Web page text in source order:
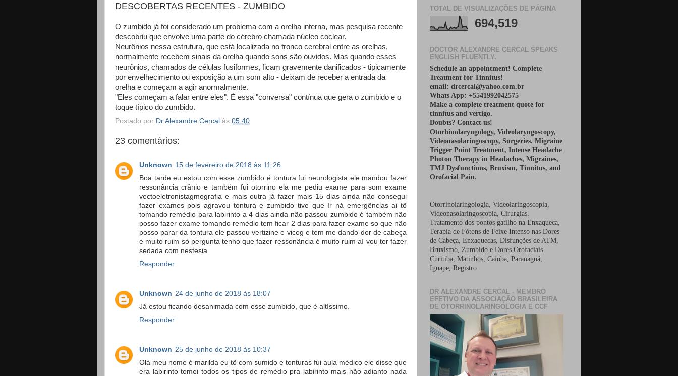
DESCOBERTAS RECENTES - ZUMBIDO
O zumbido já foi considerado um problema com a orelha interna, mas pesquisa recente
descobriu que envolve uma parte do cérebro chamada núcleo coclear.
Neurônios nessa estrutura, que está localizada no tronco cerebral entre as orelhas,
normalmente recebem sinais da orelha quando sons são ouvidos. Mas quando esses
neurônios, chamados de células fusiformes, ficam gravemente danificados - tipicamente
por envelhecimento ou exposição a um som alto - deixam de receber a entrada da
orelha e começam a agir anormalmente.
"Eles começam a falar entre eles". É essa "conversa" contínua que gera o zumbido e o
toque típico do zumbido.
Postado por Dr Alexandre Cercal às 05:40
23 comentários:
Unknown 15 de fevereiro de 2018 às 11:26
Boa tarde eu estou com esse zumbido é tontura fui neurologista ele mandou fazer
ressonância crânio e também fui otorrino ela me pediu exame para som exame
vectoeletronistagmografia e mais outra já fazer mais 15 dias ainda não consegui
fazer exames pois agravou tontura e zumbido tive que Ir ná emergências ai tô
tomando remédio para labirinto a 4 dias ainda não passou zumbido é também não
posso fazer exame tomando remédio tem ficar 2 dias para fazer exame so que não
posso parar da tontura ele passou vertizine e vicog e tem me dando dor de cabeça
e muito ruim só pergunta tenho que fazer ressonância é muito ruim aí vou ter fazer
sedada com nestesia
Responder
Unknown 24 de junho de 2018 às 18:07
Já estou ficando desanimada com esse zumbido, que é altíssimo.
Responder
Unknown 25 de junho de 2018 às 10:37
Olá meu nome é marilda eu tô com sumido e tonturas fui aula médico ele disse que
era labirinto tomei todos os tipos de remédio pra labirinto mais não adianto nada
TOTAL DE VISUALIZAÇÕES DE PÁGINA
694,519
DOCTOR ALEXANDRE CERCAL SPEAKS
ENGLISH FLUENTLY.
Schedule an appointment! Complete
Treatment for Tinnitus!
email: drcercal@yahoo.com.br
Whats App: +5541992042575
Make a complete treatment quote for
tinnitus and vertigo.
Doubts? Contact us!
Otorhinolaryngology, Videolaryngoscopy,
Videonasolaringoscopy, Surgeries. Migraine
Trigger Point Treatment, Intense Headache
Photon Therapy in Headaches, Migraines,
TMJ Dysfunctions, Bruxism, Tinnitus, and
Orofacial Pain.
Otorrinolaringologia, Videolaringoscopia,
Videonasolaringoscopia, Cirurgias.
Tratamento dos pontos gatilho na Enxaqueca,
Terapia de Fótons de Feixe Intenso nas Dores
de Cabeça, Enxaquecas, Disfunções de ATM,
Bruxismo, Zumbido e Dores Orofaciais.
Curitiba, Matinhos, Caioba, Paranaguá,
Iguape, Registro
DR ALEXANDRE CERCAL - MEMBRO
EFETIVO DA ASSOCIAÇÃO BRASILEIRA
DE OTORRINOLARINGOLOGIA E CCF